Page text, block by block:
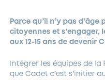
LOCATION DE SALLES
DEMANDE D’ABATTAGE
GESTION DU
Parce qu’il n’y pas
citoyennes et s’engager,
aux 12-15 ans de devenir
Intégrer les équipes de
que Cadet c’est s’initier